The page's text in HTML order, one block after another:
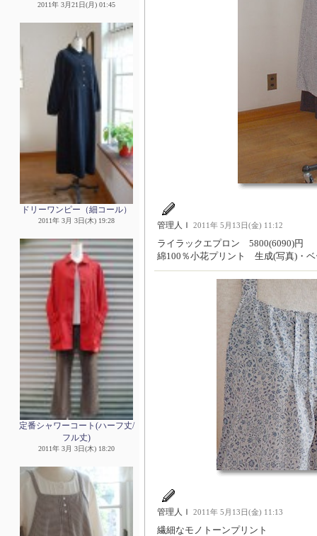
2011年 3月21日(月) 01:45
ドリーワンピー（細コール）
2011年 3月 3日(木) 19:28
定番シャワーコート(ハーフ丈/
フル丈)
2011年 3月 3日(木) 18:20
管理人Ｉ 2011年 5月13日(金) 11:12
ライラックエプロン 5800(6090)円
綿100％小花プリント 生成(写真)・ベ
管理人Ｉ 2011年 5月13日(金) 11:13
繊細なモノトーンプリント